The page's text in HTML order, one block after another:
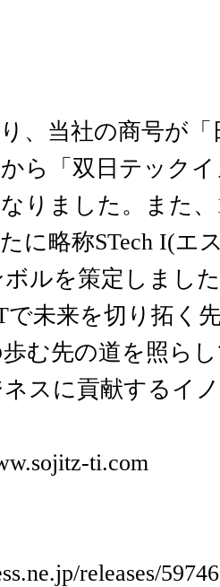
、当社の商号が
ら「双日テック
りました。また
に略称STech I(エ
ルを策定しまし
未来を切り拓く
む先の道を照ら
スに貢献するイ
ti.com
releases/